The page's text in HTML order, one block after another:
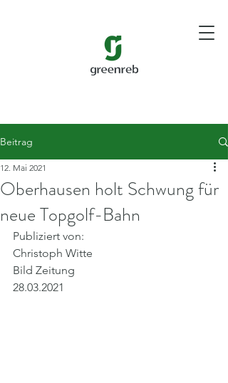
Beitrag
Oberhausen holt Schwung für
neue Topgolf-Bahn
12. Mai 2021
Publiziert von:
Christoph Witte
Bild Zeitung
28.03.2021